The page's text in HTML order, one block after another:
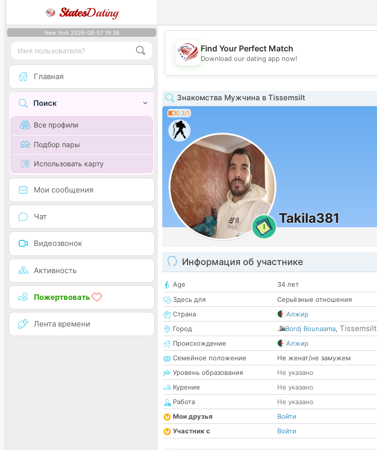
StatesDating
New York 2026-08-07 19:38
Главная
Поиск
Все профили
Подбор пары
Использовать карту
Мои сообщения
Чат
Видеозвонок
Активность
Пожертвовать
Лента времени
💖
Find Your Perfect Match
Download our dating app now!
Знакомства Мужчина в Tissemsilt
0.3/1
1
Takila381
Информация об участнике
Age
34 лет
Здесь для
Серьёзные отношения
Страна
Алжир
Город
Bordj Bounaama, Tissemsilt
Происхождение
Алжир
Семейное положение
Не женат/не замужем
Уровень образования
Не указано
Курение
Не указано
Работа
Не указано
Мои друзья
Войти
Участник с
Войти